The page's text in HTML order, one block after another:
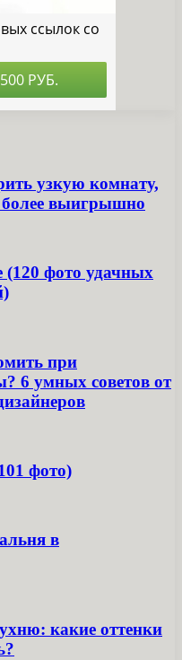
узкую комнату,
более выигрышно
(120 фото удачных
при
6 умных советов от
фото)
в
какие оттенки